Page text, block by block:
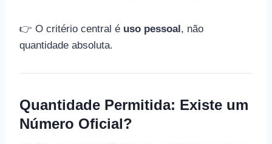
👉 O critério central é uso pessoal, não
quantidade absoluta.
Quantidade Permitida: Existe um
Número Oficial?